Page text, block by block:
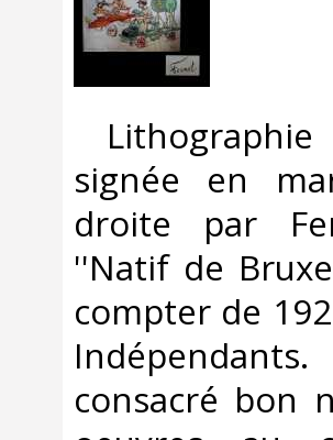
signée en
droite par
''Natif de
compter de
consacré bon